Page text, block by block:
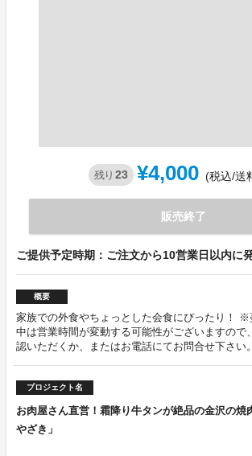
残り 23 ¥4,000 (税込/送
販売終了
ご提供予定時期：ご注文から10営業日以内に
概要
家族での外食やちょっとした会食にぴったり！ ※
中は営業時間が変動する可能性がございますので
認いただくか、またはお電話にてお問合せ下さい。
プロジェクト名
お肉屋さん直営！霜降り牛タンが絶品の金沢の焼
やざき」